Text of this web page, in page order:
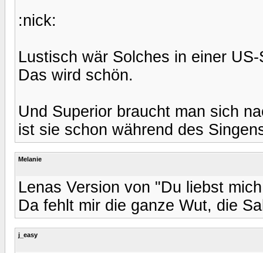
:nick:
Lustisch wär Solches in einer
Das wird schön.
Und Superior braucht man sich
ist sie schon während des
Melanie
Lenas Version von "Du liebst
Da fehlt mir die ganze Wut, die
j_easy